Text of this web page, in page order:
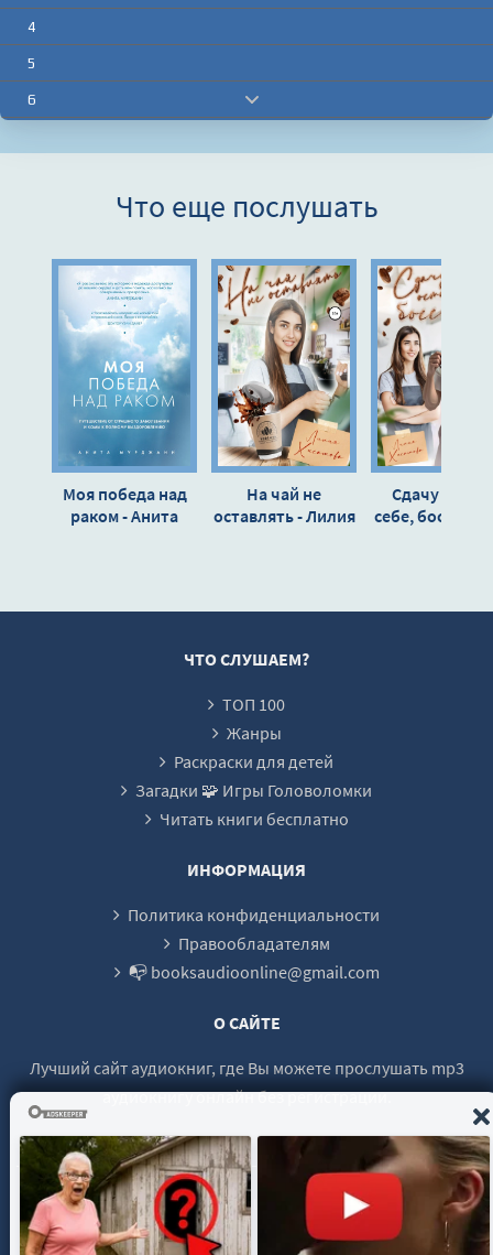
4
5
6
20
33
34
35
Что еще послушать
Моя победа над
раком - Анита
На чай не
оставлять - Лилия
Сдачу
себе, босс -
ЧТО СЛУШАЕМ?
ТОП 100
Жанры
Раскраски для детей
Загадки 🧩 Игры Головоломки
Читать книги бесплатно
ИНФОРМАЦИЯ
Политика конфиденциальности
Правообладателям
📭 booksaudioonline@gmail.com
О САЙТЕ
Лучший сайт аудиокниг, где Вы можете прослушать mp3
аудиокнигу онлайн без регистрации.
© 2021 - 2026 booksaudio-online.com Все права защищены.